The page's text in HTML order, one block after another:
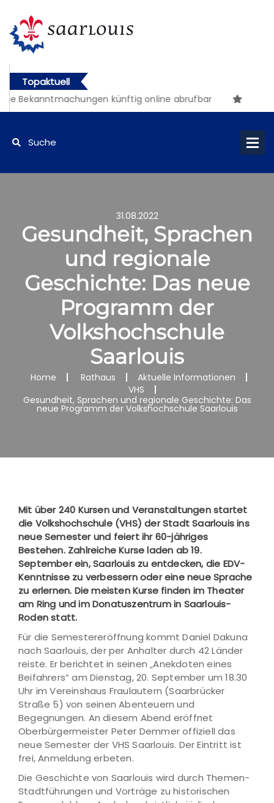
Topaktuell
Bekanntmachungen künftig online abrufbar
31.08.2022
Gesundheit, Sprachen
und regionale
Geschichte: Das neue
Programm der
Volkshochschule
Saarlouis
Home Rathaus
Aktuelle Informationen
VHS
Gesundheit, Sprachen und regionale Geschichte: Das
neue Programm der Volkshochschule Saarlouis
Mit über 240 Kursen und Veranstaltungen startet
die Volkshochschule (VHS) der Stadt Saarlouis ins
neue Semester und feiert ihr 60-jähriges
Bestehen. Zahlreiche Kurse laden ab 19.
September ein, Saarlouis zu entdecken, die EDV-
Kenntnisse zu verbessern oder eine neue Sprache
zu erlernen. Die meisten Kurse finden im Theater
am Ring und im Donatuszentrum in Saarlouis-
Roden statt.
Für die Semestereröffnung kommt Daniel Dakuna
nach Saarlouis, der per Anhalter durch 42 Länder
reiste. Er berichtet in seinen „Anekdoten eines
Beifahrers“ am Dienstag, 20. September um 18.30
Uhr im Vereinshaus Fraulautern (Saarbrücker
Straße 5) von seinen Abenteuern und
Begegnungen. An diesem Abend eröffnet
Oberbürgermeister Peter Demmer offiziell das
neue Semester der VHS Saarlouis. Der Eintritt ist
frei, Anmeldung erbeten.
Die Geschichte von Saarlouis wird durch Themen-
Stadtführungen und Vorträge zu historischen